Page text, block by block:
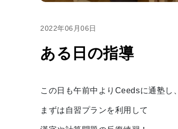
2022年06月06日
ある日の指導
この日も午前中よりCeedsに通塾し、
まずは自習プランを利用して